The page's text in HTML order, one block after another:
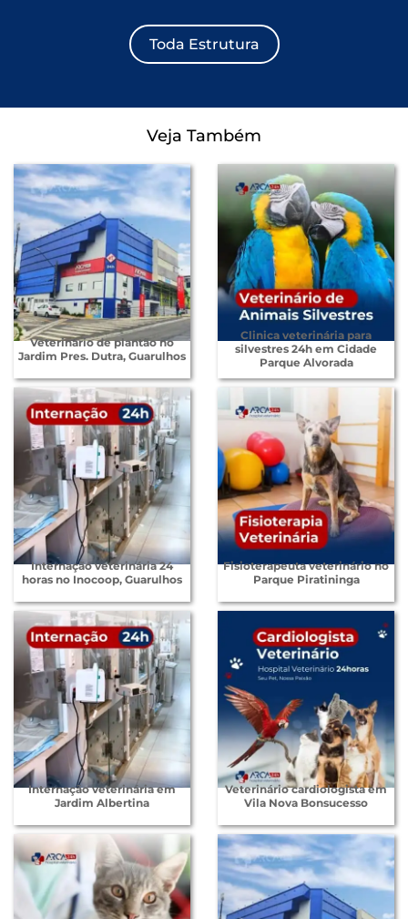
Toda Estrutura
Veja Também
Veterinário de plantão no
Jardim Pres. Dutra, Guarulhos
Clinica veterinária para
silvestres 24h em Cidade
Parque Alvorada
Internação veterinária 24
horas no Inocoop, Guarulhos
Fisioterapeuta veterinário no
Parque Piratininga
Internação veterinária em
Jardim Albertina
Veterinário cardiologista em
Vila Nova Bonsucesso